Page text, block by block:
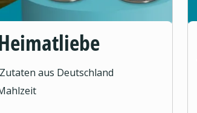
aus Deutschland